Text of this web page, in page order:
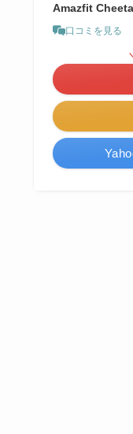
Amazfit
口コミを見る